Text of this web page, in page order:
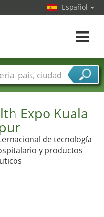
Expo Kuala
de tecnología
y productos
Español
toggle
Ciudades